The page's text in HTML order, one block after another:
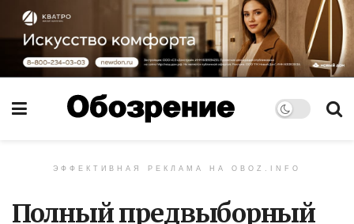
ЭФФЕКТИВНАЯ РЕКЛАМА НА OBOZ.INFO
Полный предвыборный